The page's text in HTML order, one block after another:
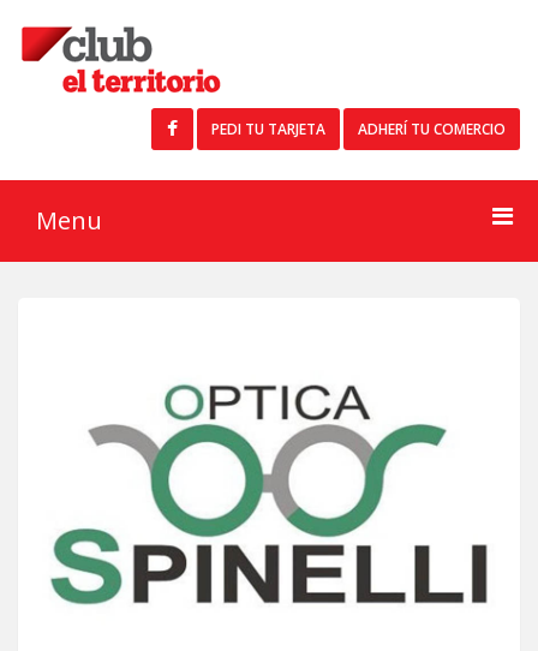
PEDI TU TARJETA ADHERÍ TU COMERCIO
Menu
Buscar
Categorias
>> Ver Más